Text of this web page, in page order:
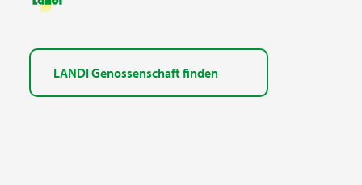
LANDI Genossenschaft finden